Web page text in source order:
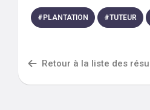
# PLANTATION #TUTEUR
Retour à la liste des